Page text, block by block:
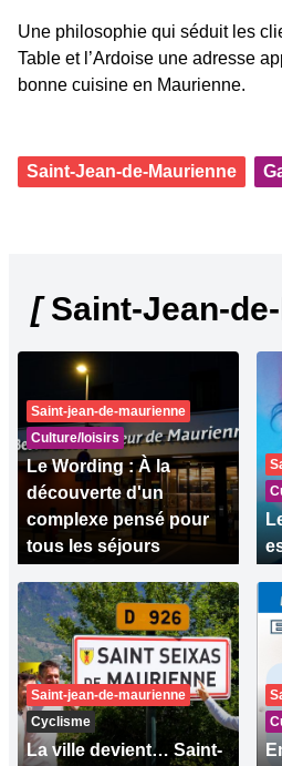
Une philosophie qui séduit les
Table et l’Ardoise une adresse
bonne cuisine en Maurienne.
Saint-Jean-de-Maurienne
[Saint-Jean-
Saint-jean-de-maurienne
Culture/loisirs
Le Wording : À la
découverte d'un
complexe pensé pour
tous les séjours
Saint-jean-de-maurienne
Cyclisme
La ville devient… Saint-